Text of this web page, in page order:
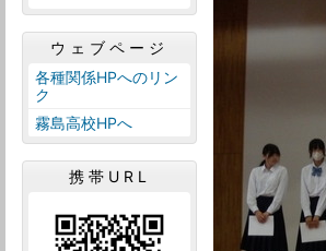
ウェブページ
各種関係HPへのリン
ク
霧島高校HPへ
携帯URL